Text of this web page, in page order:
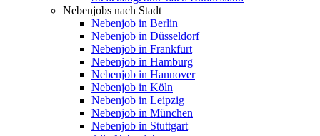
Nebenjobs nach Stadt
Nebenjob in Berlin
Nebenjob in Düsseldorf
Nebenjob in Frankfurt
Nebenjob in Hamburg
Nebenjob in Hannover
Nebenjob in Köln
Nebenjob in Leipzig
Nebenjob in München
Nebenjob in Stuttgart